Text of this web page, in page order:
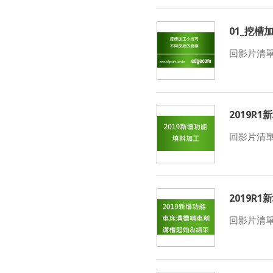
01_挖槽
回影片清
2019R1
回影片清
2019R1
回影片清